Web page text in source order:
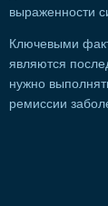
выраженности
Ключевыми
являются
нужно
ремиссии